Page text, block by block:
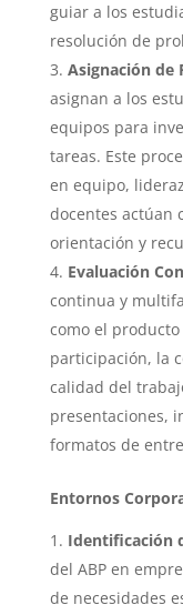
guiar a los
resolución de
Asignación de
asignan a los
equipos para
tareas. Este
en equipo,
docentes actúan
orientación y
Evaluación
continua y
como el
participación, la
calidad del
presentaciones,
formatos de
Entornos
Identificación
del ABP en
de necesidades